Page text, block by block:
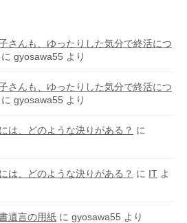
さんも、ゆったりした気分で終活につ
に gyosawa55 より
さんも、ゆったりした気分で終活につ
に gyosawa55 より
は、どのような決りがある？ に
は、どのような決りがある？ に IT よ
遺言の用紙 に gyosawa55 より